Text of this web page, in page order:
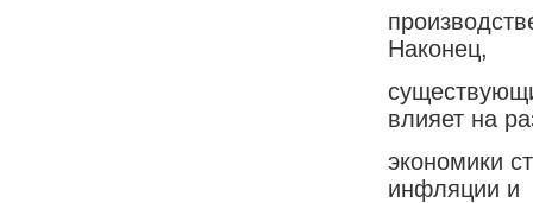
Наконец,
влияет на
экономики
инфляции и